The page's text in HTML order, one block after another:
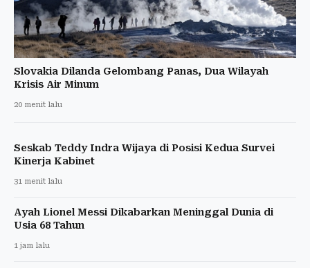
Slovakia Dilanda Gelombang Panas, Dua Wilayah
Krisis Air Minum
20 menit lalu
Seskab Teddy Indra Wijaya di Posisi Kedua Survei
Kinerja Kabinet
31 menit lalu
Ayah Lionel Messi Dikabarkan Meninggal Dunia di
Usia 68 Tahun
1 jam lalu